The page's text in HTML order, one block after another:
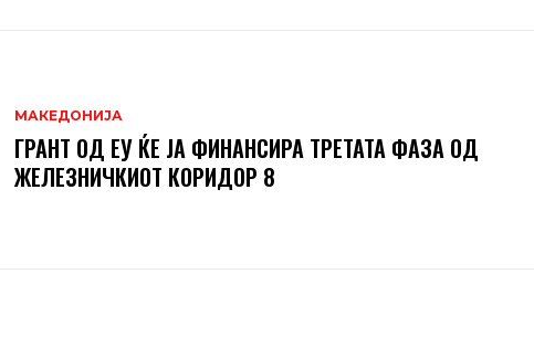
МАКЕДОНИЈА
ГРАНТ ОД ЕУ ЌЕ ЈА ФИНАНСИРА ТРЕТАТА ФАЗА ОД
ЖЕЛЕЗНИЧКИОТ КОРИДОР 8